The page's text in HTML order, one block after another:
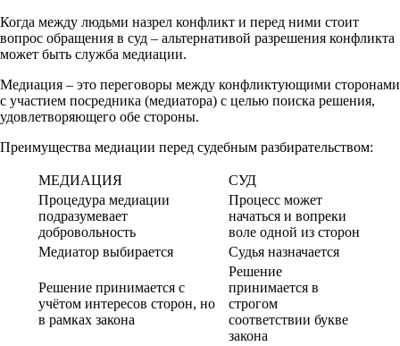
Когда между людьми назрел конфликт и перед ними стоит
вопрос обращения в суд – альтернативой разрешения конфликта
может быть служба медиации.
Медиация – это переговоры между конфликтующими сторонами
с участием посредника (медиатора) с целью поиска решения,
удовлетворяющего обе стороны.
Преимущества медиации перед судебным разбирательством:
МЕДИАЦИЯ
СУД
Процедура медиации
подразумевает
добровольность
Процесс может
начаться и вопреки
воле одной из сторон
Медиатор выбирается
Судья назначается
Решение принимается с
учётом интересов сторон, но
в рамках закона
Решение
принимается в
строгом
соответствии букве
закона